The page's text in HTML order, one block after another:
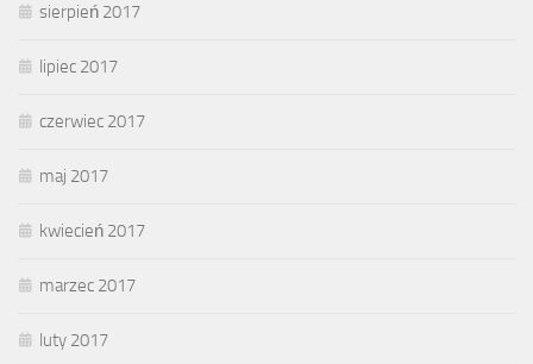
sierpień 2017
lipiec 2017
czerwiec 2017
maj 2017
kwiecień 2017
marzec 2017
luty 2017